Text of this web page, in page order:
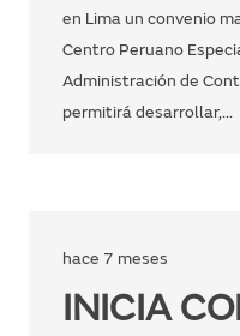
en Lima un convenio
Centro Peruano
Administración de
permitirá desarrollar,…
hace 7 meses
INICIA